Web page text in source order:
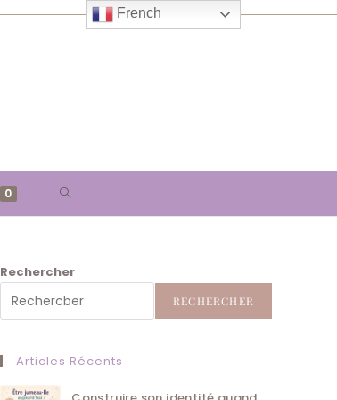
0 TOGGLE
SEARCH
Rechercher
RECHERCHER
Articles Récents
French